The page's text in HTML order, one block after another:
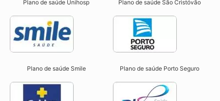
Plano de saúde Unihosp Plano de saúde São Cristóvão
Plano de saúde Smile Plano de saúde Porto Seguro